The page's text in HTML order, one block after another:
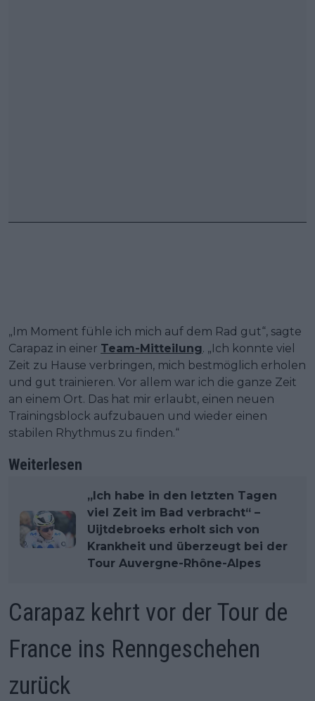
„Im Moment fühle ich mich auf dem Rad gut“, sagte
Carapaz in einer Team-Mitteilung. „Ich konnte viel
Zeit zu Hause verbringen, mich bestmöglich erholen
und gut trainieren. Vor allem war ich die ganze Zeit
an einem Ort. Das hat mir erlaubt, einen neuen
Trainingsblock aufzubauen und wieder einen
stabilen Rhythmus zu finden.“
Weiterlesen
„Ich habe in den letzten Tagen
viel Zeit im Bad verbracht“ –
Uijtdebroeks erholt sich von
Krankheit und überzeugt bei der
Tour Auvergne-Rhône-Alpes
Carapaz kehrt vor der Tour de
France ins Renngeschehen
zurück